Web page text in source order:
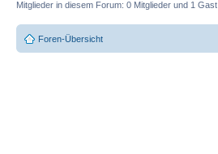
Mitglieder in diesem Forum: 0 Mitglieder und 1 Gast
Foren-Übersicht